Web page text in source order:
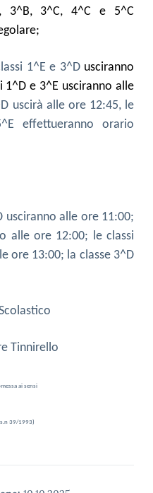
3^B, 3^C, 4^C e 5^C
1^E e 3^D usciranno
1^D e 3^E usciranno alle
uscirà alle ore 12:45, le
effettueranno orario
usciranno alle ore 11:00;
alle ore 12:00; le classi
ore 13:00; la classe 3^D
Tinnirello
ai sensi
39/1993)